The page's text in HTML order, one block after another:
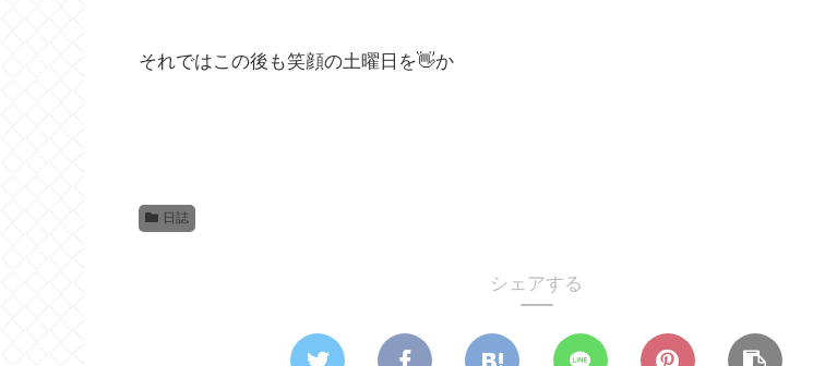
それではこの後も笑顔の土曜日を👋か
日誌
シェアする